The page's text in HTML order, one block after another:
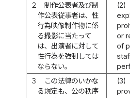
２
制作公表者及び制
作公表従事者は、性
行為映像制作物に係
る撮影に当たって
は、出演者に対して
性行為を強制しては
ならない。
(2)
or
of
３
この法律のいかな
る規定も、公の秩序
(3)